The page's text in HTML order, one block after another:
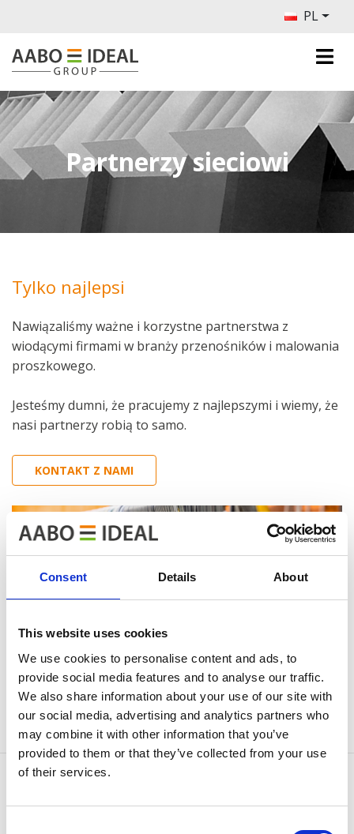
Consent Details About
This website uses cookies
We use cookies to personalise content and ads, to
provide social media features and to analyse our traffic.
We also share information about your use of our site with
our social media, advertising and analytics partners who
may combine it with other information that you’ve
provided to them or that they’ve collected from your use
of their services.
PL
Partnerzy sieciowi
Tylko najlepsi
Nawiązaliśmy ważne i korzystne partnerstwa z
wiodącymi firmami w branży przenośników i malowania
proszkowego.
Jesteśmy dumni, że pracujemy z najlepszymi i wiemy, że
nasi partnerzy robią to samo.
KONTAKT Z NAMI